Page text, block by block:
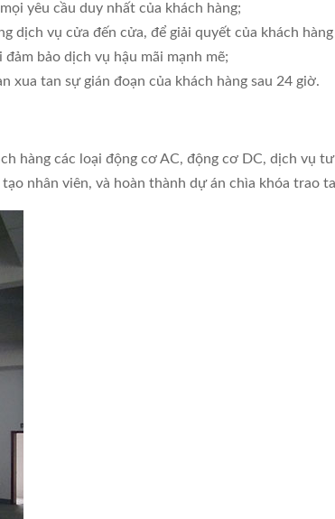
yêu cầu duy nhất của khách hàng;
dịch vụ cửa đến cửa, để giải quyết của khách
bảo dịch vụ hậu mãi mạnh mẽ;
tan sự gián đoạn của khách hàng sau 24 giờ.
hàng các loại động cơ AC, động cơ DC, dịch vụ
nhân viên, và hoàn thành dự án chìa khóa trao